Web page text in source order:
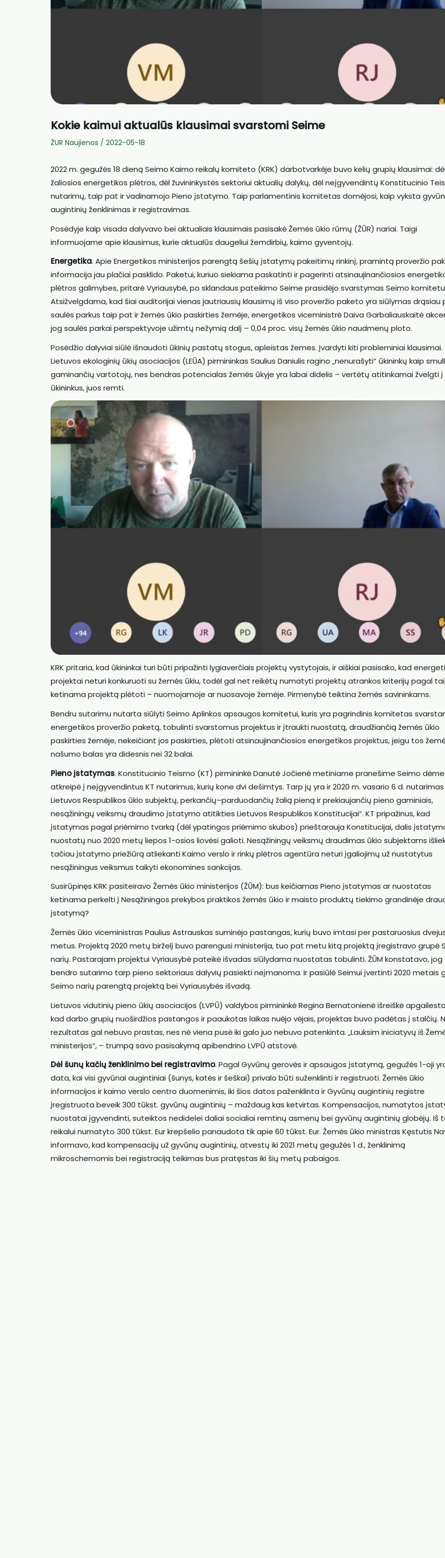
Kokie kaimui aktualūs klausimai svarstomi Seime
ŽUR Naujienos / 2022-05-18
2022 m. gegužės 18 dieną Seimo Kaimo reikalų komiteto (KRK) darbotvarkėje buvo kelių grupių klausimai:
žaliosios energetikos plėtros, dėl žuvininkystės sektoriui aktualių dalykų, dėl neįgyvendintų Konstitucinio
nutarimų, taip pat ir vadinamojo Pieno įstatymo. Taip parlamentinis komitetas domėjosi, kaip vyksta
augintinių ženklinimas ir registravimas.
Posėdyje kaip visada dalyvavo bei aktualiais klausimais pasisakė Žemės ūkio rūmų (ŽŪR) nariai. Taigi
informuojame apie klausimus, kurie aktualūs daugeliui žemdirbių, kaimo gyventojų.
Energetika. Apie Energetikos ministerijos parengtą šešių įstatymų pakeitimų rinkinį, pramintą proveržio
informacija jau plačiai pasklido. Paketui, kuriuo siekiama paskatinti ir pagerinti atsinaujinančiosios
plėtros galimybes, pritarė Vyriausybė, po sklandaus pateikimo Seime prasidėjo svarstymas Seimo
Atsižvelgdama, kad šiai auditorijai vienas jautriausių klausimų iš viso proveržio paketo yra siūlymas drąsiau
saulės parkus taip pat ir žemės ūkio paskirties žemėje, energetikos viceministrė Daiva Garbaliauskaitė
jog saulės parkai perspektyvoje užimtų nežymią dalį – 0,04 proc. visų žemės ūkio naudmenų ploto.
Posėdžio dalyviai siūlė išnaudoti ūkinių pastatų stogus, apleistas žemes. Įvardyti kiti probleminiai klausimai.
Lietuvos ekologinių ūkių asociacijos (LEŪA) pirmininkas Saulius Daniulis ragino „nenurašyti“ ūkininkų kaip
gaminančių vartotojų, nes bendras potencialas žemės ūkyje yra labai didelis – vertėtų atitinkamai žvelgti į
ūkininkus, juos remti.
KRK pritaria, kad ūkininkai turi būti pripažinti lygiaverčiais projektų vystytojais, ir aiškiai pasisako, kad
projektai neturi konkuruoti su žemės ūkiu, todėl gal net reikėtų numatyti projektų atrankos kriterijų pagal
ketinama projektą plėtoti – nuomojamoje ar nuosavoje žemėje. Pirmenybė teiktina žemės savininkams.
Bendru sutarimu nutarta siūlyti Seimo Aplinkos apsaugos komitetui, kuris yra pagrindinis komitetas
energetikos proveržio paketą, tobulinti svarstomus projektus ir įtraukti nuostatą, draudžiančią žemės ūkio
paskirties žemėje, nekeičiant jos paskirties, plėtoti atsinaujinančiosios energetikos projektus, jeigu tos
našumo balas yra didesnis nei 32 balai.
Pieno įstatymas. Konstitucinio Teismo (KT) pirmininkė Danutė Jočienė metiniame pranešime Seimo
atkreipė į neįgyvendintus KT nutarimus, kurių kone dvi dešimtys. Tarp jų yra ir 2020 m. vasario 6 d. nutarimas
Lietuvos Respublikos ūkio subjektų, perkančių–parduodančių žalią pieną ir prekiaujančių pieno gaminiais,
nesąžiningų veiksmų draudimo įstatymo atitikties Lietuvos Respublikos Konstitucijai“. KT pripažinus, kad
įstatymas pagal priėmimo tvarką (dėl ypatingos priėmimo skubos) prieštarauja Konstitucijai, dalis
nuostatų nuo 2020 metų liepos 1-osios liovėsi galioti. Nesąžiningų veiksmų draudimas ūkio subjektams
tačiau įstatymo priežiūrą atliekanti Kaimo verslo ir rinkų plėtros agentūra neturi įgaliojimų už nustatytus
nesąžiningus veiksmus taikyti ekonomines sankcijas.
Susirūpinęs KRK pasiteiravo Žemės ūkio ministerijos (ŽŪM): bus keičiamas Pieno įstatymas ar nuostatas
ketinama perkelti į Nesąžiningos prekybos praktikos žemės ūkio ir maisto produktų tiekimo grandinėje
įstatymą?
Žemės ūkio viceministras Paulius Astrauskas suminėjo pastangas, kurių buvo imtasi per pastaruosius
metus. Projektą 2020 metų birželį buvo parengusi ministerija, tuo pat metu kitą projektą įregistravo grupė
narių. Pastarajam projektui Vyriausybė pateikė išvadas siūlydama nuostatas tobulinti. ŽŪM konstatavo, jog
bendro sutarimo tarp pieno sektoriaus dalyvių pasiekti neįmanoma. Ir pasiūlė Seimui įvertinti 2020 metais
Seimo narių parengtą projektą bei Vyriausybės išvadą.
Lietuvos vidutinių pieno ūkių asociacijos (LVPŪ) valdybos pirmininkė Regina Bernatonienė išreiškė
kad darbo grupių nuoširdžios pastangos ir paaukotas laikas nuėjo vėjais, projektas buvo padėtas į stalčių.
rezultatas gal nebuvo prastas, nes nė viena pusė iki galo juo nebuvo patenkinta. „Lauksim iniciatyvų iš
ministerijos“, – trumpą savo pasisakymą apibendrino LVPŪ atstovė.
Dėl šunų kačių ženklinimo bei registravimo. Pagal Gyvūnų gerovės ir apsaugos įstatymą, gegužės 1-oji
data, kai visi gyvūnai augintiniai (šunys, katės ir šeškai) privalo būti suženklinti ir registruoti. Žemės ūkio
informacijos ir kaimo verslo centro duomenimis, iki šios datos paženklinta ir Gyvūnų augintinių registre
įregistruota beveik 300 tūkst. gyvūnų augintinių – maždaug kas ketvirtas. Kompensacijos, numatytos
nuostatai įgyvendinti, suteiktos nedidelei daliai socialiai remtinų asmenų bei gyvūnų augintinių globėjų. Iš
reikalui numatyto 300 tūkst. Eur krepšelio panaudota tik apie 60 tūkst. Eur. Žemės ūkio ministras Kęstutis
informavo, kad kompensacijų už gyvūnų augintinių, atvestų iki 2021 metų gegužės 1 d., ženklinimą
mikroschemomis bei registraciją teikimas bus pratęstas iki šių metų pabaigos.